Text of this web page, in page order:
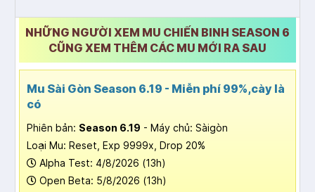
NHỮNG NGƯỜI XEM MU CHIẾN BINH SEASON 6
CŨNG XEM THÊM CÁC MU MỚI RA SAU
Mu Sài Gòn Season 6.19 - Miễn phí 99%,cày là
có
Phiên bản: Season 6.19 - Máy chủ: Sàigòn
Loại Mu: Reset, Exp 9999x, Drop 20%
Alpha Test: 4/8/2026 (13h)
Open Beta: 5/8/2026 (13h)